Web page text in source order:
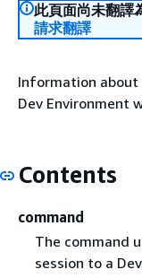
此頁面尚未翻譯
請求翻譯
Information about
Dev Environment
Contents
command
The command
session to a